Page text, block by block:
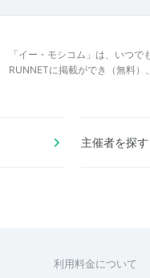
「イー・モシコム」は、いつ
RUNNETに掲載ができ（無料）
主催者を探す
利用料金について